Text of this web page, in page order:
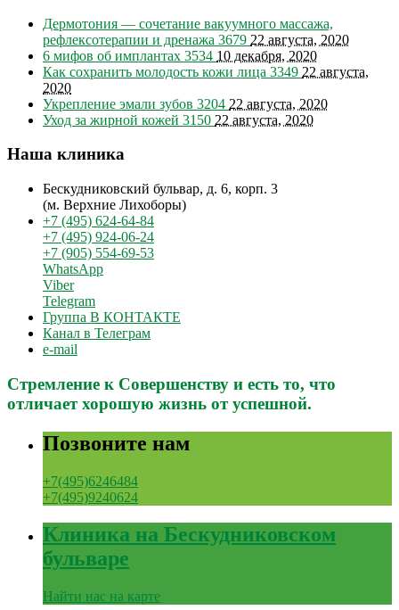
Дермотония — сочетание вакуумного массажа,
рефлексотерапии и дренажа 3679 22 августа, 2020
6 мифов об имплантах 3534 10 декабря, 2020
Как сохранить молодость кожи лица 3349 22 августа,
2020
Укрепление эмали зубов 3204 22 августа, 2020
Уход за жирной кожей 3150 22 августа, 2020
Наша клиника
Бескудниковский бульвар, д. 6, корп. 3
(м. Верхние Лихоборы)
+7 (495) 624-64-84
+7 (495) 924-06-24
+7 (905) 554-69-53
WhatsApp
Viber
Telegram
Группа В КОНТАКТЕ
Канал в Телеграм
e-mail
Стремление к Совершенству и есть то, что
отличает хорошую жизнь от успешной.
Позвоните нам
+7(495)6246484
+7(495)9240624
Клиника на Бескудниковском
бульваре
Найти нас на карте